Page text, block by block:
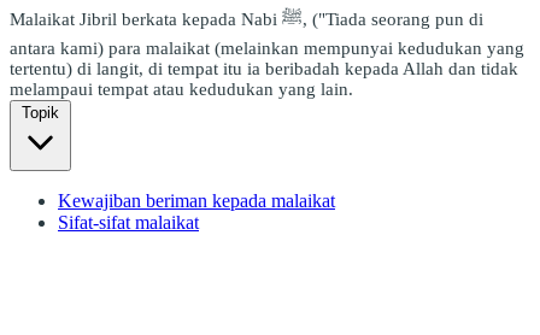
Malaikat Jibril berkata kepada Nabi ﷺ, ("Tiada seorang pun di
antara kami) para malaikat (melainkan mempunyai kedudukan yang
tertentu) di langit, di tempat itu ia beribadah kepada Allah dan tidak
melampaui tempat atau kedudukan yang lain.
Topik
Kewajiban beriman kepada malaikat
Sifat-sifat malaikat